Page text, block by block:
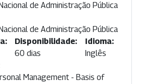
de Administração Pública
de Administração Pública
Disponibilidade:
60 dias
Idioma:
Inglês
Management - Basis of